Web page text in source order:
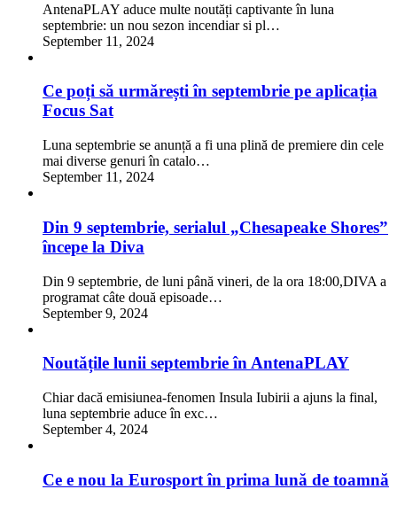
AntenaPLAY aduce multe noutăți captivante în luna
septembrie: un nou sezon incendiar si pl…
September 11, 2024
Ce poți să urmărești în septembrie pe aplicația
Focus Sat
Luna septembrie se anunță a fi una plină de premiere din cele
mai diverse genuri în catalo…
September 11, 2024
Din 9 septembrie, serialul „Chesapeake Shores”
începe la Diva
Din 9 septembrie, de luni până vineri, de la ora 18:00,DIVA a
programat câte două episoade…
September 9, 2024
Noutățile lunii septembrie în AntenaPLAY
Chiar dacă emisiunea-fenomen Insula Iubirii a ajuns la final,
luna septembrie aduce în exc…
September 4, 2024
Ce e nou la Eurosport în prima lună de toamnă